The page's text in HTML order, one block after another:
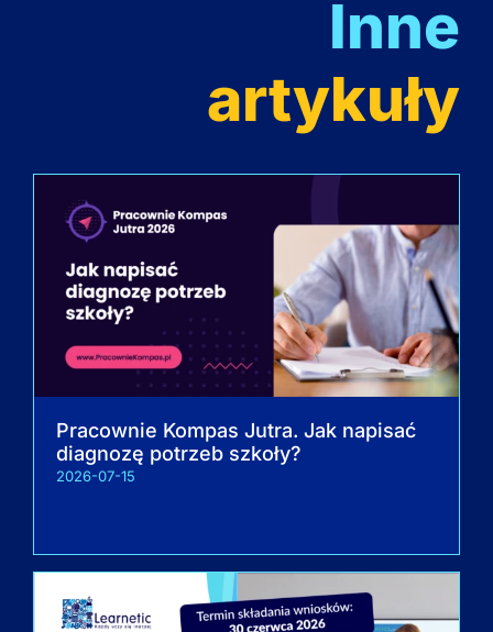
Inne
artykuły
Pracownie Kompas Jutra. Jak napisać
diagnozę potrzeb szkoły?
2026-07-15